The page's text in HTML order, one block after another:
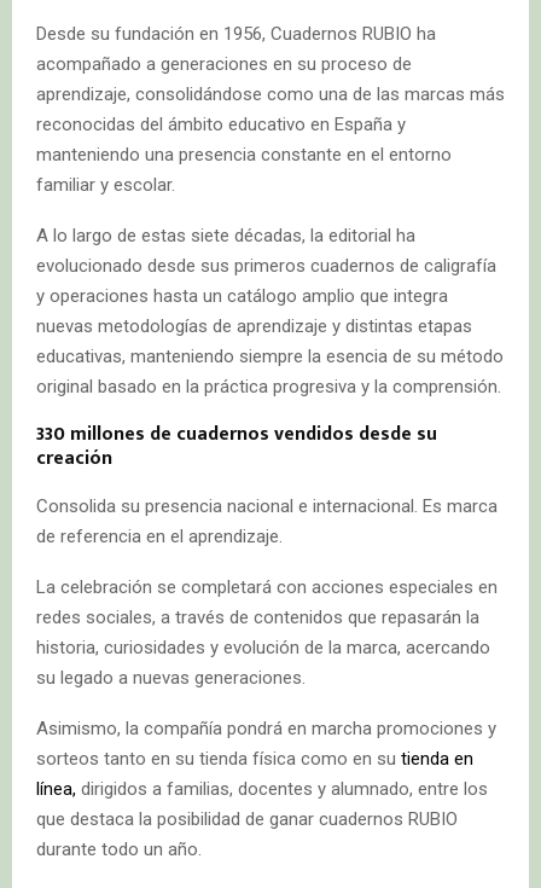
Desde su fundación en 1956, Cuadernos RUBIO ha
acompañado a generaciones en su proceso de
aprendizaje, consolidándose como una de las marcas más
reconocidas del ámbito educativo en España y
manteniendo una presencia constante en el entorno
familiar y escolar.
A lo largo de estas siete décadas, la editorial ha
evolucionado desde sus primeros cuadernos de caligrafía
y operaciones hasta un catálogo amplio que integra
nuevas metodologías de aprendizaje y distintas etapas
educativas, manteniendo siempre la esencia de su método
original basado en la práctica progresiva y la comprensión.
330 millones de cuadernos vendidos desde su
creación
Consolida su presencia nacional e internacional. Es marca
de referencia en el aprendizaje.
La celebración se completará con acciones especiales en
redes sociales, a través de contenidos que repasarán la
historia, curiosidades y evolución de la marca, acercando
su legado a nuevas generaciones.
Asimismo, la compañía pondrá en marcha promociones y
sorteos tanto en su tienda física como en su tienda en
línea, dirigidos a familias, docentes y alumnado, entre los
que destaca la posibilidad de ganar cuadernos RUBIO
durante todo un año.